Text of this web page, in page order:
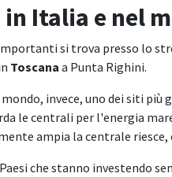
Italia e nel
si trova presso lo
Toscana a Punta Righini.
invece, uno dei siti
le centrali per l'energia
ampia la centrale
che stanno investendo